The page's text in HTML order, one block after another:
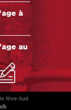
à
au
Rive-Sud